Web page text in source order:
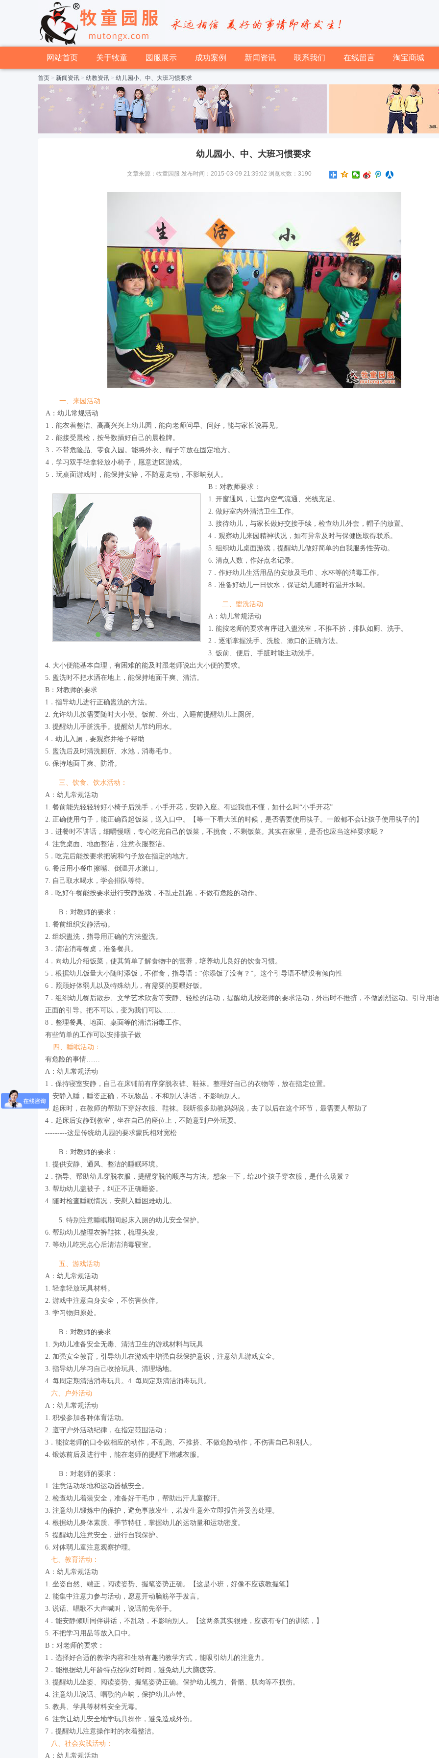
网站首页 关于牧童 园服展示 成功案例 新闻资讯 联系我们 在线留言 淘宝商城
首页 > 新闻资讯 > 幼教资讯 > 幼儿园小、中、大班习惯要求
幼儿园小、中、大班习惯要求
文章来源：牧童园服 发布时间：2015-03-09 21:39:02 浏览次数：3190
一、来园活动
A：幼儿常规活动
1．能衣着整洁、高高兴兴上幼儿园，能向老师问早、问好，能与家长说再见。
2．能接受晨检，按号数插好自己的晨检牌。
3．不带危险品、零食入园。能将外衣、帽子等放在固定地方。
4．学习双手轻拿轻放小椅子，愿意进区游戏。
5．玩桌面游戏时，能保持安静，不随意走动，不影响别人。
B：对教师要求：
1. 开窗通风，让室内空气流通、光线充足。
2. 做好室内外清洁卫生工作。
3. 接待幼儿，与家长做好交接手续，检查幼儿外套，帽子的放置。
4．观察幼儿来园精神状况，如有异常及时与保健医取得联系。
5. 组织幼儿桌面游戏，提醒幼儿做好简单的自我服务性劳动。
6. 清点人数，作好点名记录。
7．作好幼儿生活用品的安放及毛巾、水杯等的消毒工作。
8．准备好幼儿一日饮水，保证幼儿随时有温开水喝。
二、盥洗活动
A：幼儿常规活动
1. 能按老师的要求有序进入盥洗室，不推不挤，排队如厕、洗手。
2．逐渐掌握洗手、洗脸、漱口的正确方法。
3. 饭前、便后、手脏时能主动洗手。
4. 大小便能基本自理，有困难的能及时跟老师说出大小便的要求。
5. 盥洗时不把水洒在地上，能保持地面干爽、清洁。
B：对教师的要求
1．指导幼儿进行正确盥洗的方法。
2. 允许幼儿按需要随时大小便。饭前、外出、入睡前提醒幼儿上厕所。
3. 提醒幼儿手脏洗手。提醒幼儿节约用水。
4．幼儿入厕，要观察并给予帮助
5. 盥洗后及时清洗厕所、水池，消毒毛巾。
6. 保持地面干爽、防滑。
三、饮食、饮水活动：
A：幼儿常规活动
1. 餐前能先轻轻转好小椅子后洗手，小手开花，安静入座。有些我也不懂，如什么叫“小手开花”
2. 正确使用勺子，能正确舀起饭菜，送入口中。【等一下看大班的时候，是否需要使用筷子。一般都不会让孩子使用筷子的】
3．进餐时不讲话，细嚼慢咽，专心吃完自己的饭菜，不挑食，不剩饭菜。其实在家里，是否也应当这样要求呢？
4. 注意桌面、地面整洁，注意衣服整洁。
5．吃完后能按要求把碗和勺子放在指定的地方。
6. 餐后用小餐巾擦嘴、倒温开水漱口。
7. 自己取水喝水，学会排队等待。
8．吃好午餐能按要求进行安静游戏，不乱走乱跑，不做有危险的动作。
B：对教师的要求：
1. 餐前组织安静活动。
2. 组织盥洗，指导用正确的方法盥洗。
3．清洁消毒餐桌，准备餐具。
4．向幼儿介绍饭菜，使其简单了解食物中的营养，培养幼儿良好的饮食习惯。
5．根据幼儿饭量大小随时添饭，不催食，指导语：“你添饭了没有？”。这个引导语不错没有倾向性
6．照顾好体弱儿以及特殊幼儿，有需要的要喂好饭。
7．组织幼儿餐后散步、文学艺术欣赏等安静、轻松的活动，提醒幼儿按老师的要求活动，外出时不推挤，不做剧烈运动。引导用
正面的引导。把不可以，变为我们可以……
8．整理餐具、地面、桌面等的清洁消毒工作。
有些简单的工作可以安排孩子做
四、睡眠活动：
有危险的事情……
A：幼儿常规活动
1．保持寝室安静，自己在床铺前有序穿脱衣裤、鞋袜。整理好自己的衣物等，放在指定位置。
2. 安静入睡，睡姿正确，不玩物品，不和别人讲话，不影响别人。
3. 起床时，在教师的帮助下穿好衣服、鞋袜。我听很多助教妈妈说，去了以后在这个环节，最需要人帮助了
4．起床后安静到教室，坐在自己的座位上，不随意到户外玩耍。
---------这是传统幼儿园的要求蒙氏相对宽松
B：对教师的要求：
1. 提供安静、通风、整洁的睡眠环境。
2．指导、帮助幼儿穿脱衣服，提醒穿脱的顺序与方法。想象一下，给20个孩子穿衣服，是什么场景？
3. 帮助幼儿盖被子，纠正不正确睡姿。
4. 随时检查睡眠情况，安慰入睡困难幼儿。
5. 特别注意睡眠期间起床入厕的幼儿安全保护。
6. 帮助幼儿整理衣裤鞋袜，梳理头发。
7. 等幼儿吃完点心后清洁消毒寝室。
五、游戏活动
A：幼儿常规活动
1. 轻拿轻放玩具材料。
2. 游戏中注意自身安全，不伤害伙伴。
3. 学习物归原处。
B：对教师的要求
1. 为幼儿准备安全无毒、清洁卫生的游戏材料与玩具
2. 加强安全教育，引导幼儿在游戏中增强自我保护意识，注意幼儿游戏安全。
3. 指导幼儿学习自己收拾玩具、清理场地。
4. 每周定期清洁消毒玩具。4. 每周定期清洁消毒玩具。
六、户外活动
A：幼儿常规活动
1. 积极参加各种体育活动。
2. 遵守户外活动纪律，在指定范围活动；
3．能按老师的口令做相应的动作，不乱跑、不推挤、不做危险动作，不伤害自己和别人。
4. 锻炼前后及进行中，能在老师的提醒下增减衣服。
B：对老师的要求：
1. 注意活动场地和运动器械安全。
2. 检查幼儿着装安全，准备好干毛巾，帮助出汗儿童擦汗。
3. 注意幼儿锻炼中的保护，避免事故发生，若发生意外立即报告并妥善处理。
4. 根据幼儿身体素质、季节特征，掌握幼儿的运动量和运动密度。
5. 提醒幼儿注意安全，进行自我保护。
6. 对体弱儿童注意观察护理。
七、教育活动：
A：幼儿常规活动
1. 坐姿自然、端正，阅读姿势、握笔姿势正确。【这是小班，好像不应该教握笔】
2. 能集中注意力参与活动，愿意开动脑筋举手发言。
3. 说话、唱歌不大声喊叫，说话前先举手。
4．能安静倾听同伴讲话，不乱动，不影响别人。【这两条其实很难，应该有专门的训练，】
5. 不把学习用品等放入口中。
B：对老师的要求：
1．选择好合适的教学内容和生动有趣的教学方式，能吸引幼儿的注意力。
2．能根据幼儿年龄特点控制好时间，避免幼儿大脑疲劳。
3. 提醒幼儿坐姿、阅读姿势、握笔姿势正确。保护幼儿视力、骨骼、肌肉等不损伤。
4. 注意幼儿说话、唱歌的声响，保护幼儿声带。
5. 教具、学具等材料安全无毒。
6. 注意让幼儿安全地学玩具操作，避免造成外伤。
7．提醒幼儿注意操作时的衣着整洁。
八、社会实践活动：
A：幼儿常规活动